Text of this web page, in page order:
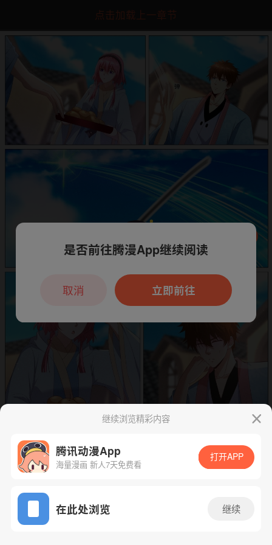
点击加载上一章节
App免费看
下一话 腾漫App免费看
继续浏览精彩内容
腾讯动漫App
海量漫画 新人7天免费看
打开APP
在此处浏览 继续
本章节仅支持App阅读，可打开App新用
户7天免费看
是否前往腾漫App继续阅读
立即前往
取消